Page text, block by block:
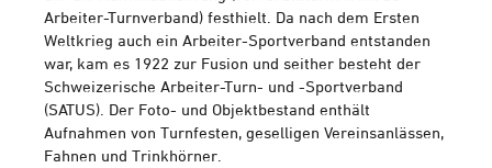
Arbeiter-Turnverband) festhielt. Da nach dem Ersten
Weltkrieg auch ein Arbeiter-Sportverband entstanden
war, kam es 1922 zur Fusion und seither besteht der
Schweizerische Arbeiter-Turn- und -Sportverband
(SATUS). Der Foto- und Objektbestand enthält
Aufnahmen von Turnfesten, geselligen Vereinsanlässen,
Fahnen und Trinkhörner.